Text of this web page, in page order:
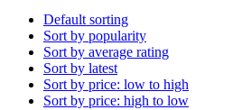
Default sorting
Sort by popularity
Sort by average rating
Sort by latest
Sort by price: low to high
Sort by price: high to low